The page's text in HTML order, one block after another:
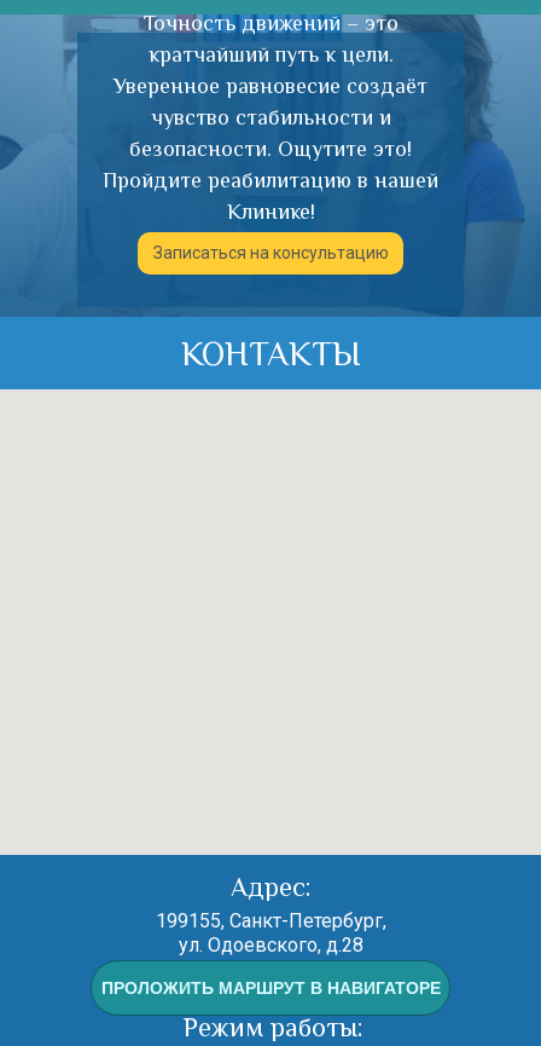
Точность движений – это
кратчайший путь к цели.
Уверенное равновесие создаёт
чувство стабильности и
безопасности. Ощутите это!
Пройдите реабилитацию в нашей
Клинике!
Записаться на консультацию
КОНТАКТЫ
199155, Санкт-Петербург,
ул. Одоевского, д.28
Адрес:
Режим работы:
ПРОЛОЖИТЬ МАРШРУТ В НАВИГАТОРЕ